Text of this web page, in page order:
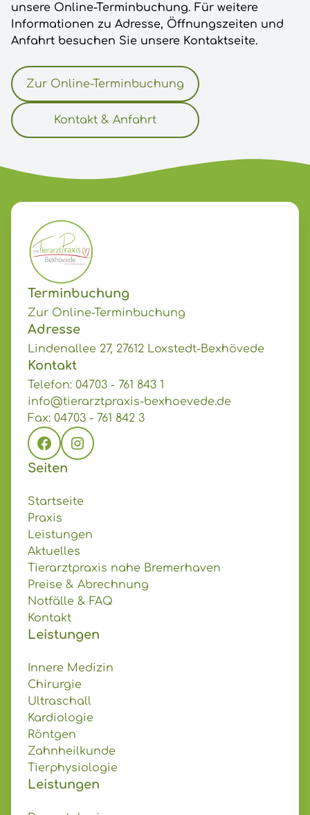
unsere Online-Terminbuchung. Für weitere
Informationen zu Adresse, Öffnungszeiten und
Anfahrt besuchen Sie unsere Kontaktseite.
Zur Online-Terminbuchung
Kontakt & Anfahrt
Terminbuchung
Zur Online-Terminbuchung
Adresse
Lindenallee 27, 27612 Loxstedt-Bexhövede
Kontakt
Telefon: 04703 - 761 843 1
info@tierarztpraxis-bexhoevede.de
Fax: 04703 - 761 842 3
Seiten
Startseite
Praxis
Leistungen
Aktuelles
Tierarztpraxis nahe Bremerhaven
Preise & Abrechnung
Notfälle & FAQ
Kontakt
Leistungen
Innere Medizin
Chirurgie
Ultraschall
Kardiologie
Röntgen
Zahnheilkunde
Tierphysiologie
Leistungen